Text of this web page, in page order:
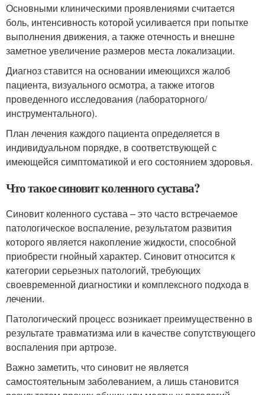
Основными клиническими проявлениями считается
боль, интенсивность которой усиливается при попытке
выполнения движения, а также отечность и внешне
заметное увеличение размеров места локализации.
Диагноз ставится на основании имеющихся жалоб
пациента, визуального осмотра, а также итогов
проведенного исследования (лабораторного/
инструментального).
План лечения каждого пациента определяется в
индивидуальном порядке, в соответствующей с
имеющейся симптоматикой и его состоянием здоровья.
Что такое синовит коленного сустава?
Синовит коленного сустава – это часто встречаемое
патологическое воспаление, результатом развития
которого является накопление жидкости, способной
приобрести гнойный характер. Синовит относится к
категории серьезных патологий, требующих
своевременной диагностики и комплексного подхода в
лечении.
Патологический процесс возникает преимущественно в
результате травматизма или в качестве сопутствующего
воспаления при артрозе.
Важно заметить, что синовит не является
самостоятельным заболеванием, а лишь становится